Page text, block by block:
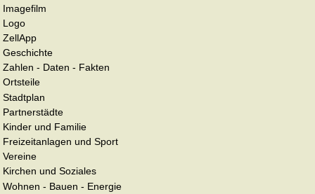
Imagefilm
Logo
ZellApp
Geschichte
Zahlen - Daten - Fakten
Ortsteile
Stadtplan
Partnerstädte
Kinder und Familie
Freizeitanlagen und Sport
Vereine
Kirchen und Soziales
Wohnen - Bauen - Energie